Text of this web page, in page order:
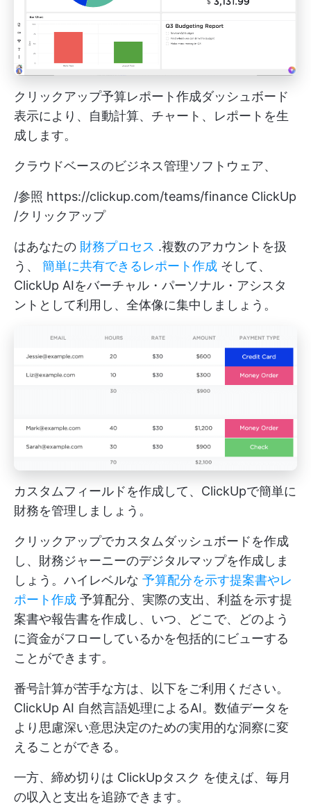
クリックアップ予算レポート作成ダッシュボード
表示により、自動計算、チャート、レポートを生
成します。
クラウドベースのビジネス管理ソフトウェア、
/参照 https://clickup.com/teams/finance ClickUp
/クリックアップ
はあなたの 財務プロセス .複数のアカウントを扱
う、 簡単に共有できるレポート作成 そして、
ClickUp AIをバーチャル・パーソナル・アシスタ
ントとして利用し、全体像に集中しましょう。
カスタムフィールドを作成して、ClickUpで簡単に
財務を管理しましょう。
クリックアップでカスタムダッシュボードを作成
し、財務ジャーニーのデジタルマップを作成しま
しょう。ハイレベルな 予算配分を示す提案書やレ
ポート作成 予算配分、実際の支出、利益を示す提
案書や報告書を作成し、いつ、どこで、どのよう
に資金がフローしているかを包括的にビューする
ことができます。
番号計算が苦手な方は、以下をご利用ください。
ClickUp AI 自然言語処理によるAI。数値データを
より思慮深い意思決定のための実用的な洞察に変
えることができる。
一方、締め切りは ClickUpタスク を使えば、毎月
の収入と支出を追跡できます。